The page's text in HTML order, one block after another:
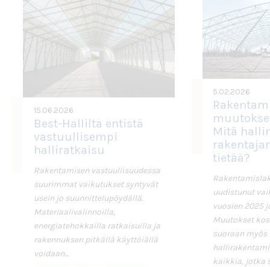
15.06.2026
Best-Hallilta entistä
vastuullisempi
halliratkaisu
Rakentamisen vastuullisuudessa
suurimmat vaikutukset syntyvät
usein jo suunnittelupöydällä.
Materiaalivalinnoilla,
energiatehokkailla ratkaisuilla ja
rakennuksen pitkällä käyttöiällä
voidaan...
5.02.2026
Mitä
tietää?
uudistunut
vuosien 2025
Muutokset
suoraan myös
kaikkia, jotka